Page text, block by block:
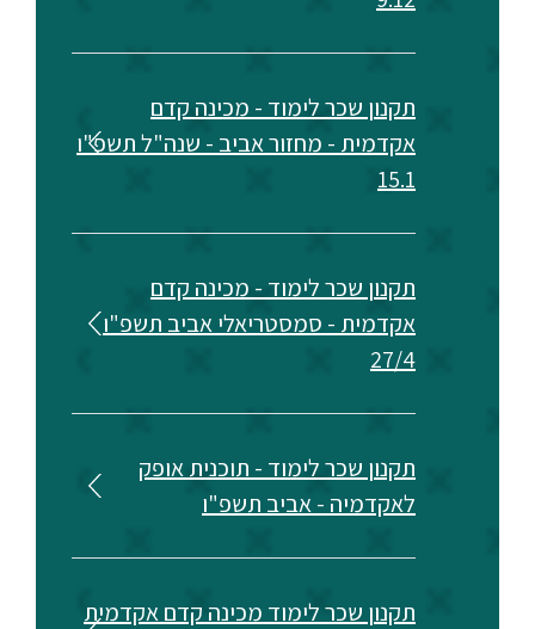
תקנון שכר לימוד - מכינה קדם
אקדמית - מחזור אביב - שנה"ל תשפ"ו
15.1
תקנון שכר לימוד - מכינה קדם
אקדמית - סמסטריאלי אביב תשפ"ו
27/4
תקנון שכר לימוד - תוכנית אופק
לאקדמיה - אביב תשפ"ו
תקנון שכר לימוד מכינה קדם אקדמית